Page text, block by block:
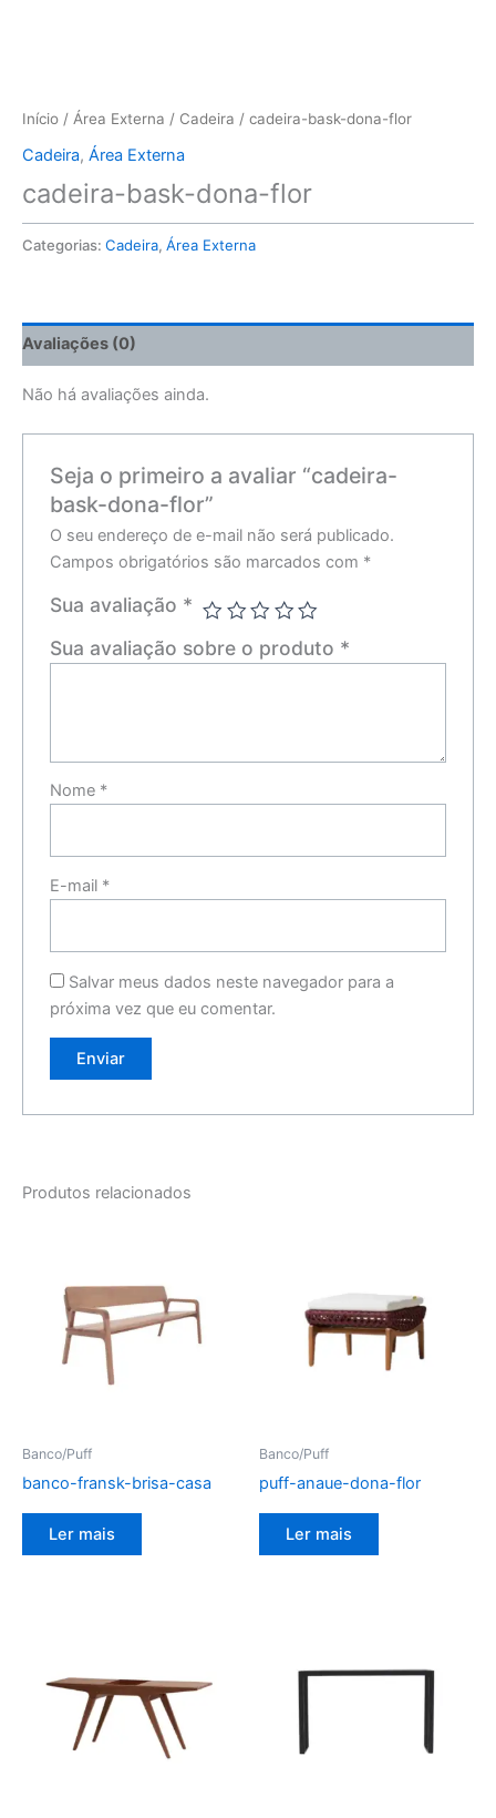
Início / Área Externa / Cadeira / cadeira-bask-dona-flor
Cadeira, Área Externa
cadeira-bask-dona-flor
Categorias: Cadeira, Área Externa
Avaliações (0)
Não há avaliações ainda.
Seja o primeiro a avaliar “cadeira-
bask-dona-flor”
O seu endereço de e-mail não será publicado.
Campos obrigatórios são marcados com *
Sua avaliação *
Sua avaliação sobre o produto *
Nome *
E-mail *
Salvar meus dados neste navegador para a
próxima vez que eu comentar.
Produtos relacionados
Banco/Puff
banco-fransk-brisa-casa
Ler mais
Banco/Puff
puff-anaue-dona-flor
Ler mais